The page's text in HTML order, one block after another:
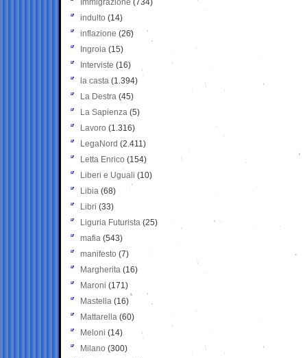
Immigrazione (734)
indulto (14)
inflazione (26)
Ingroia (15)
Interviste (16)
la casta (1.394)
La Destra (45)
La Sapienza (5)
Lavoro (1.316)
LegaNord (2.411)
Letta Enrico (154)
Liberi e Uguali (10)
Libia (68)
Libri (33)
Liguria Futurista (25)
mafia (543)
manifesto (7)
Margherita (16)
Maroni (171)
Mastella (16)
Mattarella (60)
Meloni (14)
Milano (300)